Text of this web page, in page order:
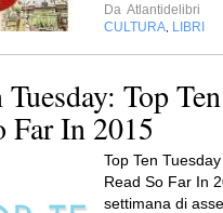
Da Atlantidelibri
CULTURA LIBRI
Tuesday: Top
Far In 2015
Top Ten
Read So Far In
settimana di